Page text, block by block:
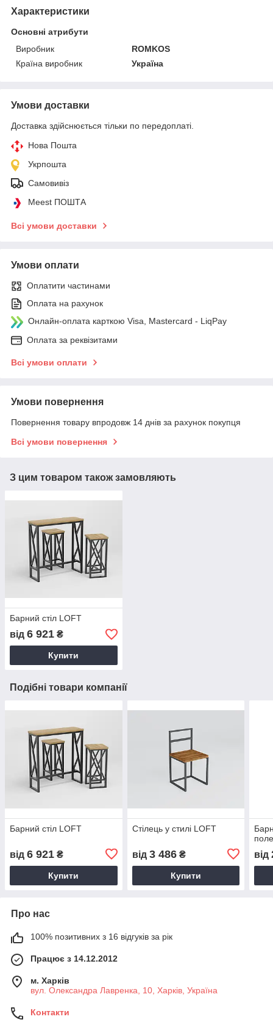
Характеристики
Основні атрибути
Виробник
ROMKOS
Країна виробник
Україна
Умови доставки
Доставка здійснюється тільки по передоплаті.
Нова Пошта
Укрпошта
Самовивіз
Meest ПОШТА
Всі умови доставки
Умови оплати
Оплатити частинами
Оплата на рахунок
Онлайн-оплата карткою Visa, Mastercard - LiqPay
Оплата за реквізитами
Всі умови оплати
Умови повернення
Повернення товару впродовж 14 днів за рахунок покупця
Всі умови повернення
З цим товаром також замовляють
Барний стіл LOFT
від 6 921 ₴
Купити
Подібні товари компанії
Барний стіл LOFT
від 6 921 ₴
Купити
Стілець у стилі LOFT
від 3 486₴
Купити
від
Про нас
100% позитивних з 16 відгуків за рік
Працює з 14.12.2012
м. Харків
вул. Олександра Лавренка, 10, Харків, Україна
Контакти